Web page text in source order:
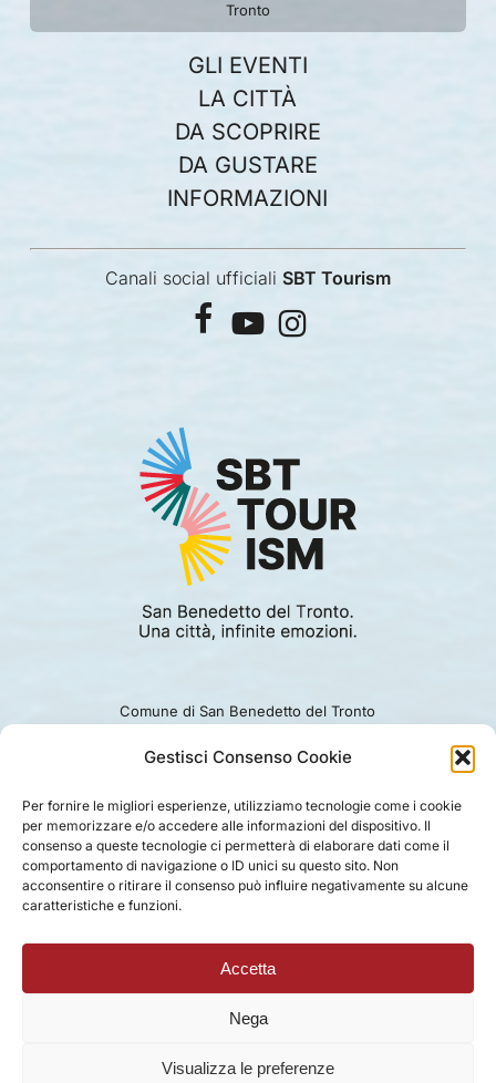
Gestisci Consenso Cookie
Per fornire le migliori esperienze, utilizziamo tecnologie come i cookie
per memorizzare e/o accedere alle informazioni del dispositivo. Il
consenso a queste tecnologie ci permetterà di elaborare dati come il
comportamento di navigazione o ID unici su questo sito. Non
acconsentire o ritirare il consenso può influire negativamente su alcune
caratteristiche e funzioni.
Accetta
Nega
Visualizza le preferenze
Tronto
GLI EVENTI
LA CITTÀ
DA SCOPRIRE
DA GUSTARE
INFORMAZIONI
Canali social ufficiali SBT Tourism
facebook
youtubeinstagram
Comune di San Benedetto del Tronto
Ufficio turismo: 0735.794229
PRIVACY |COOKIE | LEGAL |DISCLAIMER